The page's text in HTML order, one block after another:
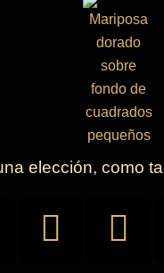
elección, como
I
n
Y
o